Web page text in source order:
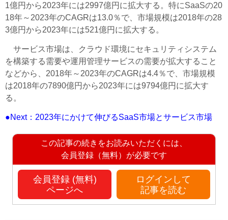
1億円から2023年には2997億円に拡大する。特にSaaSの20
18年～2023年のCAGRは13.0％で、市場規模は2018年の28
3億円から2023年には521億円に拡大する。
サービス市場は、クラウド環境にセキュリティシステム
を構築する需要や運用管理サービスの需要が拡大すること
などから、2018年～2023年のCAGRは4.4％で、市場規模
は2018年の7890億円から2023年には9794億円に拡大す
る。
●Next：2023年にかけて伸びるSaaS市場とサービス市場
この記事の続きをお読みいただくには、
会員登録（無料）が必要です
会員登録 (無料)
ページへ
ログインして
記事を読む